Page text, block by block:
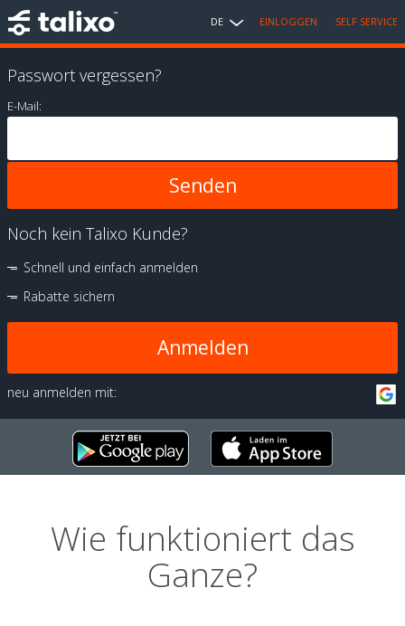
DE EINLOGGEN SELF SERVICE
Passwort vergessen?
E-Mail:
Noch kein Talixo Kunde?
Schnell und einfach anmelden
Rabatte sichern
Anmelden
neu anmelden mit:
Wie funktioniert das
Ganze?